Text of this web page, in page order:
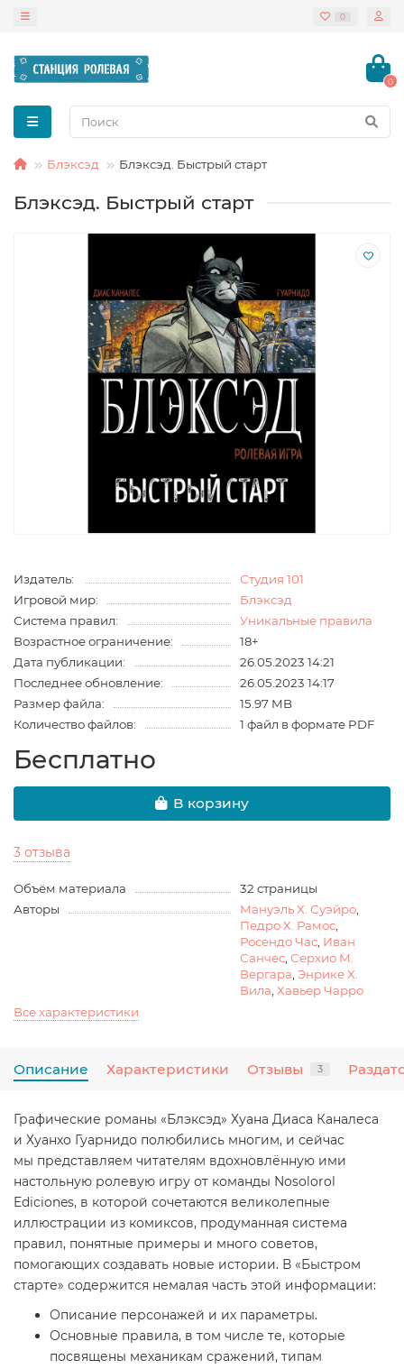
0
0
Блэксэд Блэксэд. Быстрый старт
Блэксэд. Быстрый старт
Издатель:
Студия 101
Игровой мир:
Блэксэд
Система правил:
Уникальные правила
Возрастное ограничение:
18+
Дата публикации:
26.05.2023 14:21
Последнее обновление:
26.05.2023 14:17
Размер файла:
15.97 MB
Количество файлов:
1 файл в формате PDF
Бесплатно
В корзину
3 отзыва
Объём материала
32 страницы
Авторы
Мануэль Х. Суэйро,
Педро Х. Рамос,
Росендо Час, Иван
Санчес, Серхио М.
Вергара Энрике Х.
Вила Хавьер Чарро
Все характеристики
Описание Характеристики Отзывы 3
Графические романы «Блэксэд» Хуана Диаса Каналеса
и Хуанхо Гуарнидо полюбились многим, и сейчас
мы представляем читателям вдохновлённую ими
настольную ролевую игру от команды Nosolorol
Ediciones, в которой сочетаются великолепные
иллюстрации из комиксов, продуманная система
правил, понятные примеры и много советов,
помогающих создавать новые истории. В «Быстром
старте» содержится немалая часть этой информации:
Описание персонажей и их параметры.
Основные правила, в том числе те, которые
посвящены механикам сражений, типам